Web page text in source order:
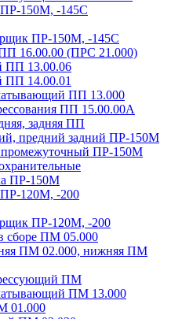
150М, -145С
ПР-150М, -145С
16.00.00 (ПРС 21.000)
ПП 13.00.06
ПП 14.00.01
ПП 13.000
ПП 15.00.00А
задняя ПП
предний задний ПР-150М
ПР-150М
ПР-150М
120М, -200
ПР-120М, -200
сборе ПМ 05.000
ПМ 02.000, нижняя ПМ
ПМ
ПМ 13.000
01.000